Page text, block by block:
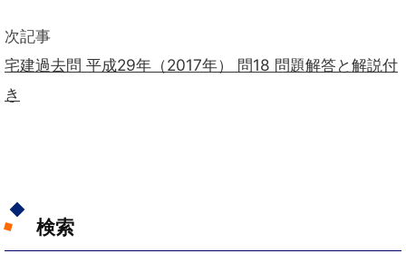
次記事
宅建過去問 平成29年（2017年） 問18 問題解答と解説付
き
検索